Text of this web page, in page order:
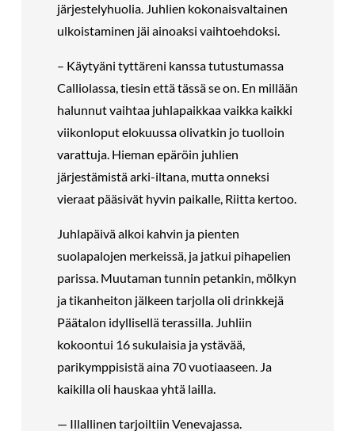
järjestelyhuolia. Juhlien kokonaisvaltainen
ulkoistaminen jäi ainoaksi vaihtoehdoksi.
– Käytyäni tyttäreni kanssa tutustumassa
Calliolassa, tiesin että tässä se on. En millään
halunnut vaihtaa juhlapaikkaa vaikka kaikki
viikonloput elokuussa olivatkin jo tuolloin
varattuja. Hieman epäröin juhlien
järjestämistä arki-iltana, mutta onneksi
vieraat pääsivät hyvin paikalle, Riitta kertoo.
Juhlapäivä alkoi kahvin ja pienten
suolapalojen merkeissä, ja jatkui pihapelien
parissa. Muutaman tunnin petankin, mölkyn
ja tikanheiton jälkeen tarjolla oli drinkkejä
Päätalon idyllisellä terassilla. Juhliin
kokoontui 16 sukulaisia ja ystävää,
parikymppisistä aina 70 vuotiaaseen. Ja
kaikilla oli hauskaa yhtä lailla.
— Illallinen tarjoiltiin Venevajassa.